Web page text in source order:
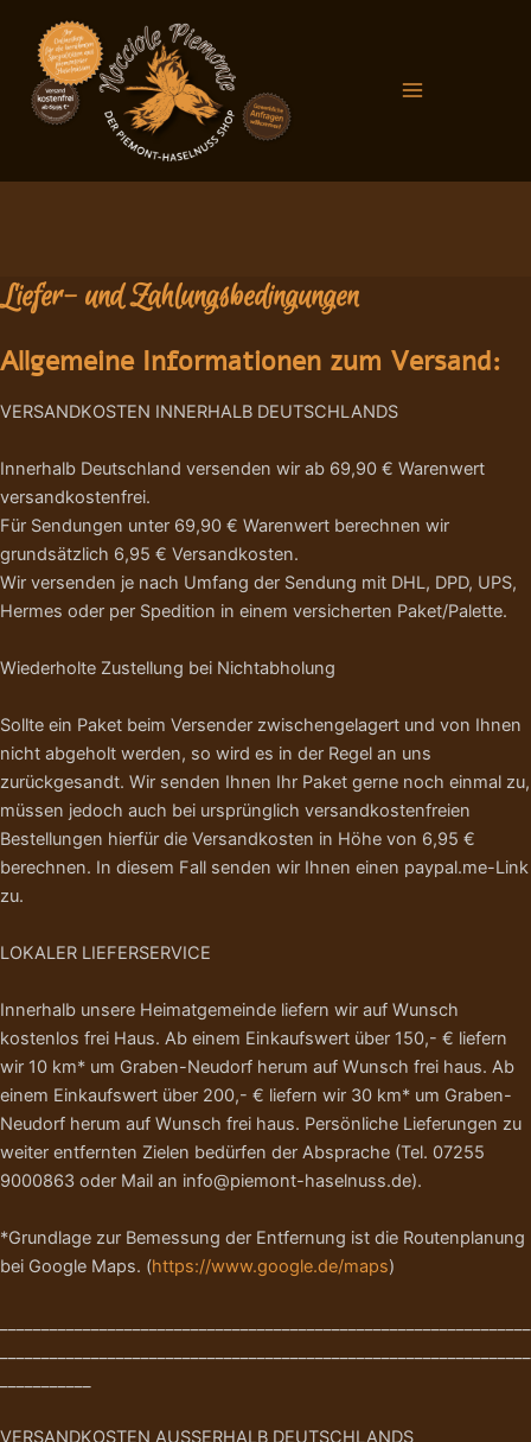
Inhalt
springen
Liefer- und Zahlungsbedingungen
Allgemeine Informationen zum Versand:
VERSANDKOSTEN INNERHALB DEUTSCHLANDS
Innerhalb Deutschland versenden wir ab 69,90 € Warenwert
versandkostenfrei.
Für Sendungen unter 69,90 € Warenwert berechnen wir
grundsätzlich 6,95 € Versandkosten.
Wir versenden je nach Umfang der Sendung mit DHL, DPD, UPS,
Hermes oder per Spedition in einem versicherten Paket/Palette.
Wiederholte Zustellung bei Nichtabholung
Sollte ein Paket beim Versender zwischengelagert und von Ihnen
nicht abgeholt werden, so wird es in der Regel an uns
zurückgesandt. Wir senden Ihnen Ihr Paket gerne noch einmal zu,
müssen jedoch auch bei ursprünglich versandkostenfreien
Bestellungen hierfür die Versandkosten in Höhe von 6,95 €
berechnen. In diesem Fall senden wir Ihnen einen paypal.me-Link
zu.
LOKALER LIEFERSERVICE
Innerhalb unsere Heimatgemeinde liefern wir auf Wunsch
kostenlos frei Haus. Ab einem Einkaufswert über 150,- € liefern
wir 10 km* um Graben-Neudorf herum auf Wunsch frei haus. Ab
einem Einkaufswert über 200,- € liefern wir 30 km* um Graben-
Neudorf herum auf Wunsch frei haus. Persönliche Lieferungen zu
weiter entfernten Zielen bedürfen der Absprache (Tel. 07255
9000863 oder Mail an info@piemont-haselnuss.de).
*Grundlage zur Bemessung der Entfernung ist die Routenplanung
bei Google Maps. (https://www.google.de/maps)
VERSANDKOSTEN AUSSERHALB DEUTSCHLANDS